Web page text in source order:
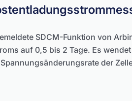
SDCM-Funktion von
auf 0,5 bis 2 Tage. Es
der